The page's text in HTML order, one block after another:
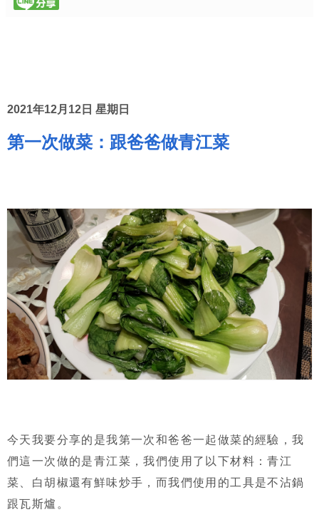
2021年12月12日 星期日
第一次做菜：跟爸爸做青江菜
今天我要分享的是我第一次和爸爸一起做菜的經驗，我
們這一次做的是青江菜，我們使用了以下材料：青江
菜、白胡椒還有鮮味炒手，而我們使用的工具是不沾鍋
跟瓦斯爐。